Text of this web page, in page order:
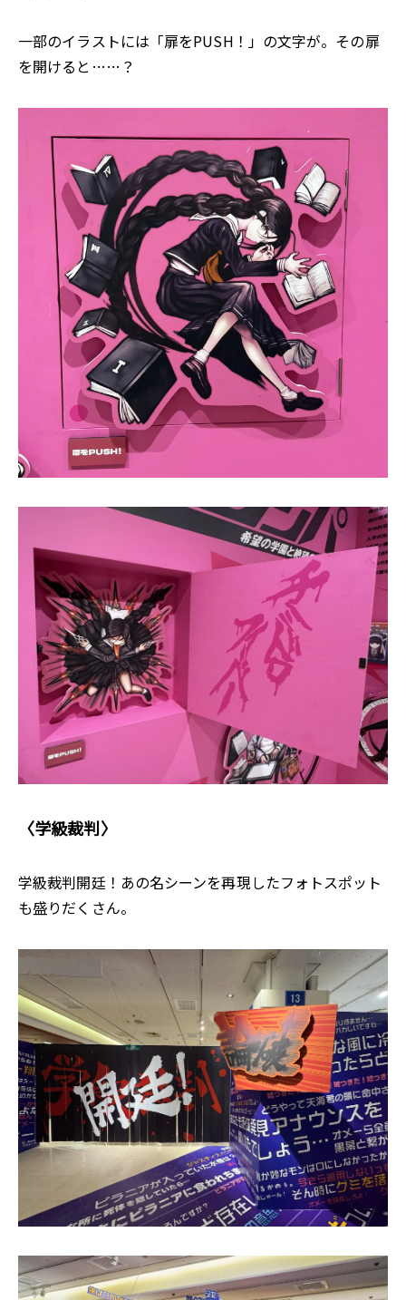
一部のイラストには「扉をPUSH！」の文字が。その扉
を開けると……？
〈学級裁判〉
学級裁判開廷！あの名シーンを再現したフォトスポット
も盛りだくさん。